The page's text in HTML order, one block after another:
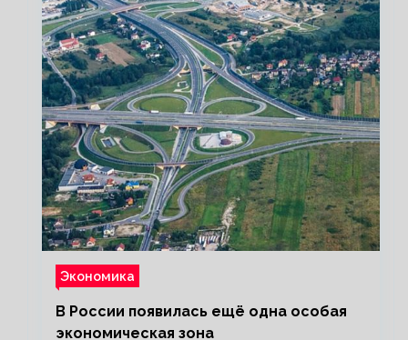
Экономика
В России появилась ещё одна особая
экономическая зона